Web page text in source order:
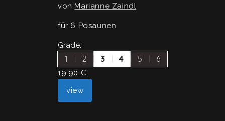
vonMarianne Zaindl
für 6 Posaunen
Grade:
1 2 3 4 5 6
19,90 €
view